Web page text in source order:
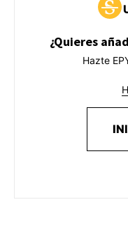
¿Quieres
Hazte